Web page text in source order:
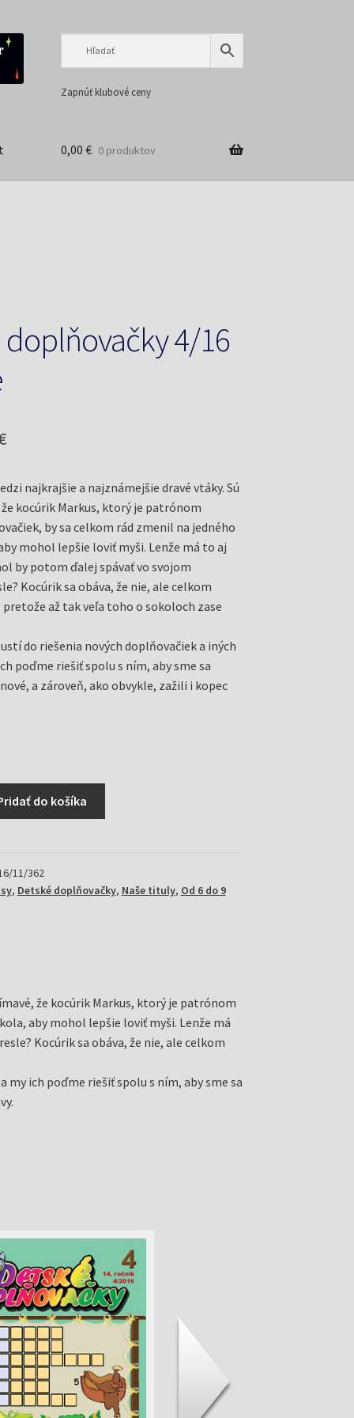
Zapnúť klubové ceny
0,00 € 0 produktov
doplňovačky 4/16
Aktuálna
je:
0,73 €.
najkrajšie a najznámejšie dravé vtáky. Sú
kocúrik Markus, ktorý je patrónom
by sa celkom rád zmenil na jedného
mohol lepšie loviť myši. Lenže má to aj
by potom ďalej spávať vo svojom
Kocúrik sa obáva, že nie, ale celkom
až tak veľa toho o sokoloch zase
do riešenia nových doplňovačiek a iných
poďme riešiť spolu s ním, aby sme sa
a zároveň, ako obvykle, zažili i kopec
do košíka
11/362
, Detské doplňovačky, Naše tituly, Od 6 do 9
že kocúrik Markus, ktorý je patrónom
aby mohol lepšie loviť myši. Lenže má
Kocúrik sa obáva, že nie, ale celkom
my ich poďme riešiť spolu s ním, aby sme sa